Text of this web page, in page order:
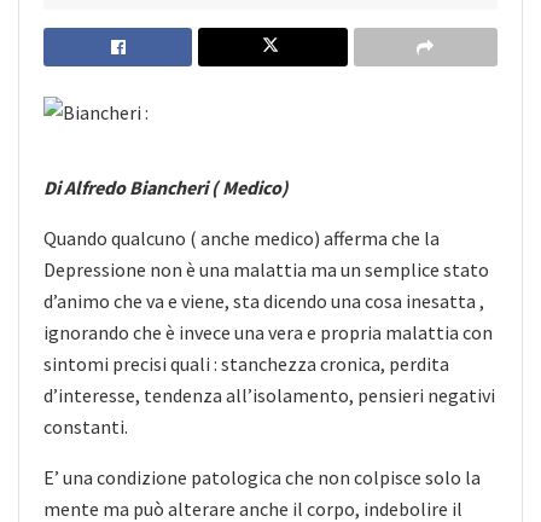
Di Alfredo Biancheri ( Medico)
Quando qualcuno ( anche medico) afferma che la
Depressione non è una malattia ma un semplice stato
d’animo che va e viene, sta dicendo una cosa inesatta ,
ignorando che è invece una vera e propria malattia con
sintomi precisi quali : stanchezza cronica, perdita
d’interesse, tendenza all’isolamento, pensieri negativi
constanti.
E’ una condizione patologica che non colpisce solo la
mente ma può alterare anche il corpo, indebolire il